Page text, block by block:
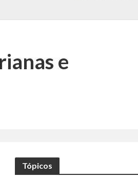
e
Tópicos